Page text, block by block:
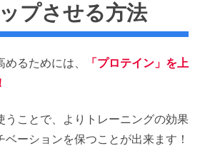
プさせる方法
るためには、
「プロテイン」を上
うことで、よりトレーニングの効果
ーションを保つことが出来ます！